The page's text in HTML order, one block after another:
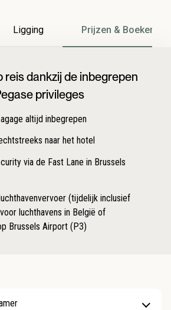
Ligging Prijzen & Boeken
reis dankzij de inbegrepen
privileges
altijd inbegrepen
naar het hotel
via de Fast Lane in Brussels
(tijdelijk inclusief
luchthavens in België of
Brussels Airport (P3)